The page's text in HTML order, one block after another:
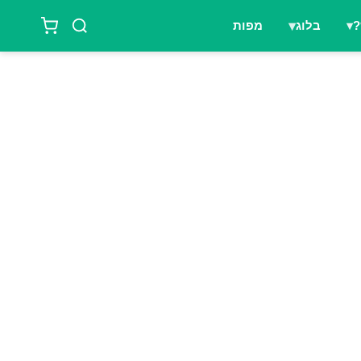
בלוג מפות